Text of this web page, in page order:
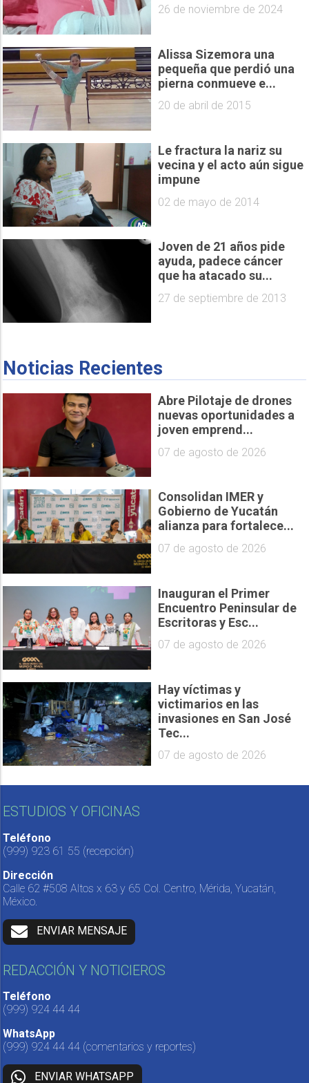
26 de noviembre de 2024
Alissa Sizemora una
pequeña que perdió una
pierna conmueve e...
20 de abril de 2015
Le fractura la nariz su
vecina y el acto aún sigue
impune
02 de mayo de 2014
Joven de 21 años pide
ayuda, padece cáncer
que ha atacado su...
27 de septiembre de 2013
Noticias Recientes
Abre Pilotaje de drones
nuevas oportunidades a
joven emprend...
07 de agosto de 2026
Consolidan IMER y
Gobierno de Yucatán
alianza para fortalece...
07 de agosto de 2026
Inauguran el Primer
Encuentro Peninsular de
Escritoras y Esc...
07 de agosto de 2026
Hay víctimas y
victimarios en las
invasiones en San José
Tec...
07 de agosto de 2026
ESTUDIOS Y OFICINAS
Teléfono
(999) 923 61 55 (recepción)
Dirección
Calle 62 #508 Altos x 63 y 65 Col. Centro, Mérida, Yucatán,
México.
ENVIAR MENSAJE
REDACCIÓN Y NOTICIEROS
Teléfono
(999) 924 44 44
WhatsApp
(999) 924 44 44 (comentarios y reportes)
ENVIAR WHATSAPP